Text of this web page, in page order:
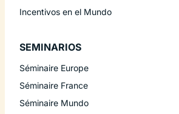
Incentivos en el Mundo
SEMINARIOS
Séminaire Europe
Séminaire France
Séminaire Mundo